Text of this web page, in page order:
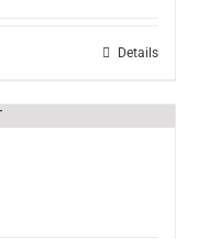
Details